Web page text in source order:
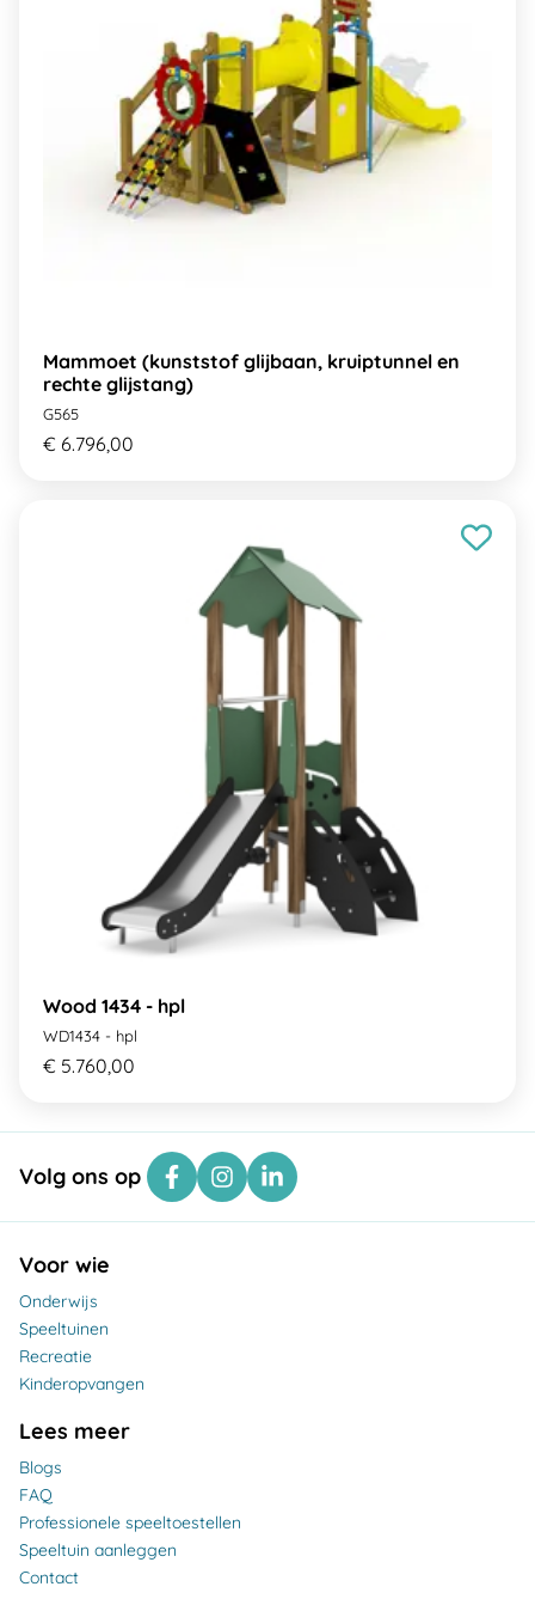
Mammoet (kunststof glijbaan, kruiptunnel en
rechte glijstang)
G565
€ 6.796,00
Wood 1434 - hpl
WD1434 - hpl
€ 5.760,00
Volg ons op
Voor wie
Onderwijs
Speeltuinen
Recreatie
Kinderopvangen
Lees meer
Blogs
FAQ
Professionele speeltoestellen
Speeltuin aanleggen
Contact